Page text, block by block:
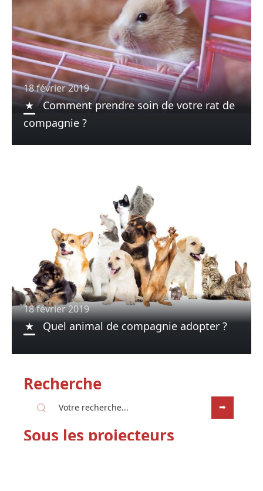
18 février 2019
Comment prendre soin de votre rat de
compagnie ?
18 février 2019
Quel animal de compagnie adopter ?
Recherche
Sous les projecteurs